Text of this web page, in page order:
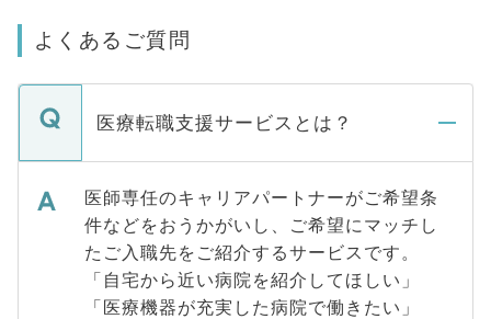
よくあるご質問
医療転職支援サービスとは？
医師専任のキャリアパートナーがご希望条
件などをおうかがいし、ご希望にマッチし
たご入職先をご紹介するサービスです。
「自宅から近い病院を紹介してほしい」
「医療機器が充実した病院で働きたい」